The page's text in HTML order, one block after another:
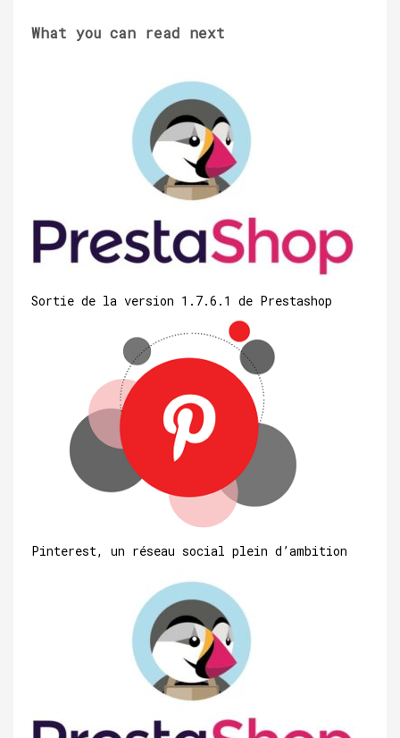
What you can read next
Sortie de la version 1.7.6.1 de Prestashop
Pinterest, un réseau social plein d’ambition